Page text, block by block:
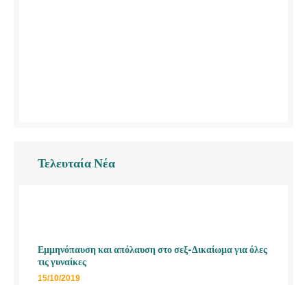
Τελευταία Νέα
Εμμηνόπαυση και απόλαυση στο σεξ-Δικαίωμα για όλες
τις γυναίκες
15/10/2019